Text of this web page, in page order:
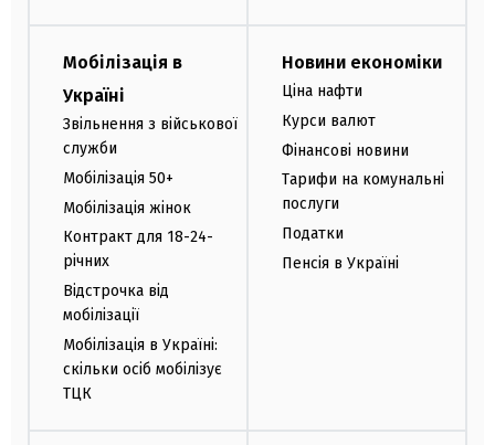
Мобілізація в
Україні
Звільнення з військової
служби
Мобілізація 50+
Мобілізація жінок
Контракт для 18-24-
річних
Відстрочка від
мобілізації
Мобілізація в Україні:
скільки осіб мобілізує
ТЦК
Новини економіки
Ціна нафти
Курси валют
Фінансові новини
Тарифи на комунальні
послуги
Податки
Пенсія в Україні